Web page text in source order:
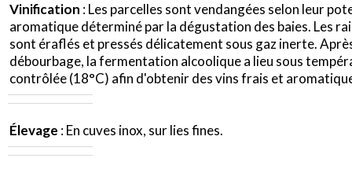
Vinification : Les parcelles sont vendangées selon leur
aromatique déterminé par la dégustation des baies. Les
sont éraflés et pressés délicatement sous gaz inerte.
débourbage, la fermentation alcoolique a lieu sous
contrôlée (18°C) afin d'obtenir des vins frais et
Élevage : En cuves inox, sur lies fines.